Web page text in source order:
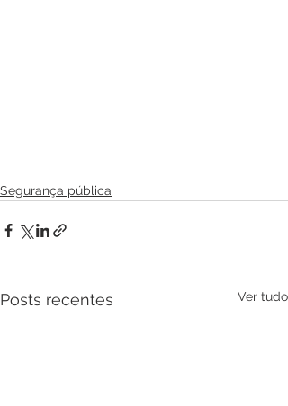
Segurança pública
Posts recentes Ver tudo